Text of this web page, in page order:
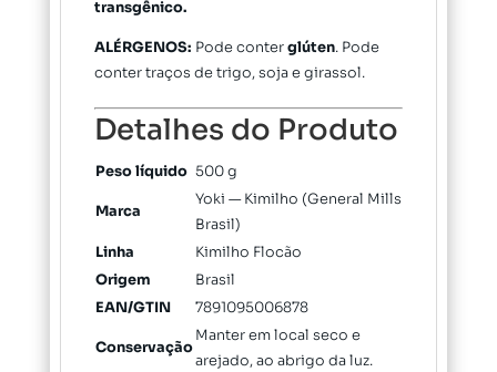
transgênico.
ALÉRGENOS: Pode conterglúten. Pode
conter traços de trigo, soja e girassol.
Detalhes do Produto
Peso líquido 500 g
Marca
Yoki — Kimilho (General Mills
Brasil)
Linha
Kimilho Flocão
Origem
Brasil
EAN/GTIN
7891095006878
Conservação
Manter em local seco e
arejado, ao abrigo da luz.